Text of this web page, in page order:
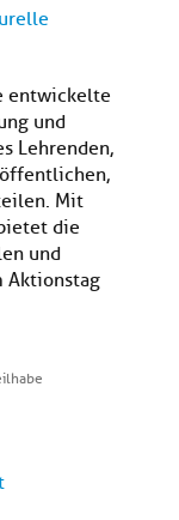
entwickelte
und
Lehrenden,
Mit
die
und
Aktionstag